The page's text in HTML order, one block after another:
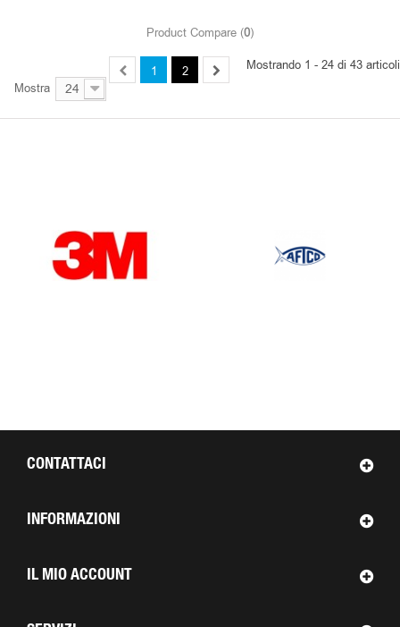
Product Compare (0)
Mostra 24
1 2 Mostrando 1 - 24 di 43 articoli
CONTATTACI
INFORMAZIONI
IL MIO ACCOUNT